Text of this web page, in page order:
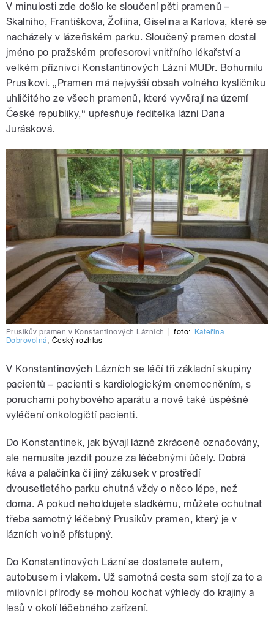
V minulosti zde došlo ke sloučení pěti pramenů –
Skalního, Františkova, Žofiina, Giselina a Karlova, které se
nacházely v lázeňském parku. Sloučený pramen dostal
jméno po pražském profesorovi vnitřního lékařství a
velkém příznivci Konstantinových Lázní MUDr. Bohumilu
Prusíkovi. „Pramen má nejvyšší obsah volného kysličníku
uhličitého ze všech pramenů, které vyvěrají na území
České republiky,“ upřesňuje ředitelka lázní Dana
Jurásková.
Prusíkův pramen v Konstantinových Lázních foto: Kateřina
Dobrovolná
Český rozhlas
V Konstantinových Lázních se léčí tři základní skupiny
pacientů – pacienti s kardiologickým onemocněním, s
poruchami pohybového aparátu a nově také úspěšně
vyléčení onkologičtí pacienti.
Do Konstantinek, jak bývají lázně zkráceně označovány,
ale nemusíte jezdit pouze za léčebnými účely. Dobrá
káva a palačinka či jiný zákusek v prostředí
dvousetletého parku chutná vždy o něco lépe, než
doma. A pokud neholdujete sladkému, můžete ochutnat
třeba samotný léčebný Prusíkův pramen, který je v
lázních volně přístupný.
Do Konstantinových Lázní se dostanete autem,
autobusem i vlakem. Už samotná cesta sem stojí za to a
milovníci přírody se mohou kochat výhledy do krajiny a
lesů v okolí léčebného zařízení.